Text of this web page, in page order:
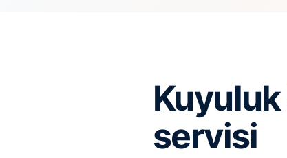
Kuyuluk
servisi